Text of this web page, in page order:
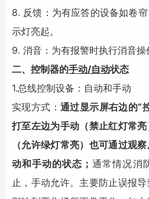
8. 反馈：为有应答的设备如卷
示灯亮起。
9. 消音：为有报警时执行消音操
二、控制器的手动/自动状态
1.总线控制设备：自动和手动
实现方式： 通过显示屏右边的“
打至左边为手动（禁止红灯常
（允许绿灯常亮）也可通过观
动和手动的状态； 通常情况消
止，手动允许。主要防止误报